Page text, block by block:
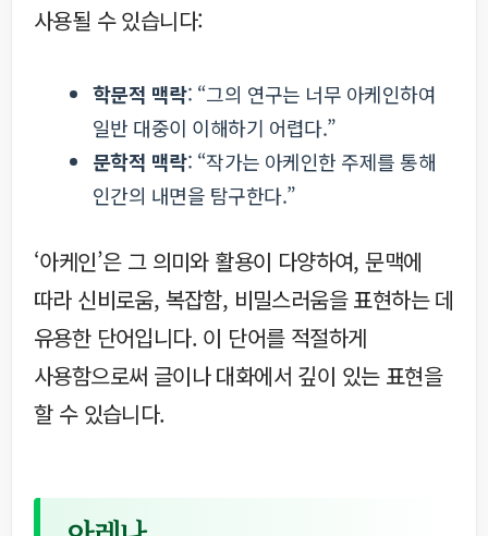
사용될 수 있습니다:
학문적 맥락: “그의 연구는 너무 아케인하여
일반 대중이 이해하기 어렵다.”
문학적 맥락: “작가는 아케인한 주제를 통해
인간의 내면을 탐구한다.”
‘아케인’은 그 의미와 활용이 다양하여, 문맥에
따라 신비로움, 복잡함, 비밀스러움을 표현하는 데
유용한 단어입니다. 이 단어를 적절하게
사용함으로써 글이나 대화에서 깊이 있는 표현을
할 수 있습니다.